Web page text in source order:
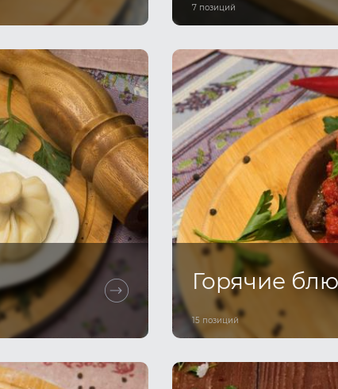
7 позиций
Горячие
15 позиций